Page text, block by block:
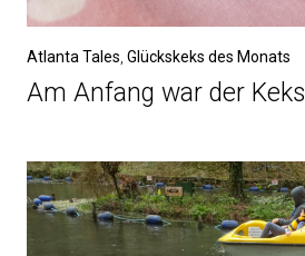
Atlanta Tales Glückskeks des Monats
Am Anfang war der Keks